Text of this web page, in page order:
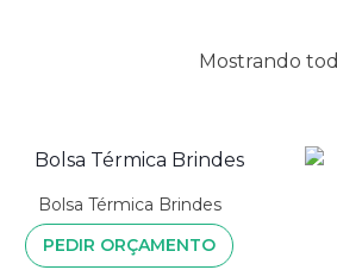
Mostrando
Bolsa Térmica Brindes
PEDIR ORÇAMENTO